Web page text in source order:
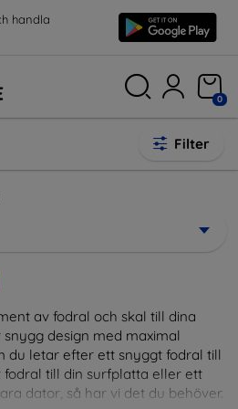
handla
0
Filter
av fodral och skal till dina
design med maximal
du letar efter ett snyggt fodral till
fodral till din surfplatta eller ett
dator, så har vi det du behöver.